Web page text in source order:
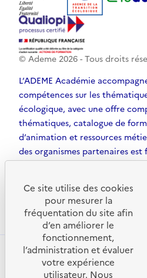
© Ademe 2026 - Tous droits
L’ADEME Académie
compétences sur les
écologique, avec une offre
thématiques, catalogue de
d’animation et ressources
des organismes partenaires
D’autres solutions, émanant
et non référencées par
ademe.fr open_in_new
librairie.ademe.fropen_in_new
ADEME Académie met à
des collectivités et des
Ce site utilise des cookies
pour mesurer la
fréquentation du site afin
d’en améliorer le
fonctionnement,
l’administration et évaluer
votre expérience
utilisateur. Nous